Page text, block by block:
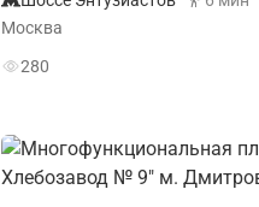
Москва
280